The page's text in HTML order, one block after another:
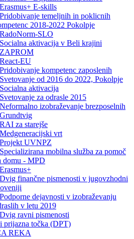
E-skills
temeljnih in poklicnih
2018-2022 Pokolpje
SLO
aktivacija v Beli krajini
EU
kompetenc zaposlenih
od 2016 do 2022, Pokolpje
aktivacija
za odrasle 2015
izobraževanje brezposelnih
za starejše
vrt
UVNPZ
mobilna služba za pomoč
domu - MPD
finančne pismenosti v jugovzhodni
dejavnosti v izobraževanju
v letu 2019
ravni pismenosti
prijazna točka (DPT)
REKA